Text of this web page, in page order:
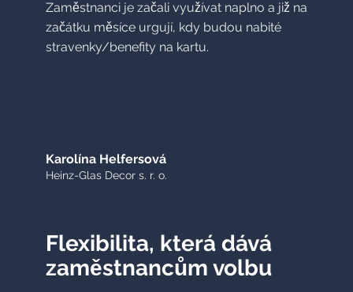
Zaměstnanci je začali využívat naplno a již na
začátku měsíce urgují, kdy budou nabité
stravenky/benefity na kartu.
Karolína Helfersová
Heinz-Glas Decor s. r. o.
Flexibilita, která dává
zaměstnancům volbu